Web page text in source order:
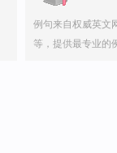
例句来自权威英文
等，提供最专业的